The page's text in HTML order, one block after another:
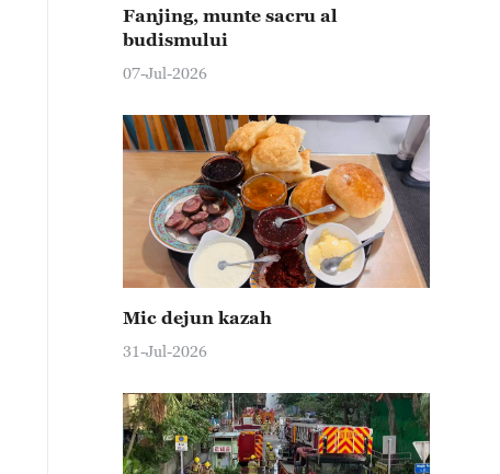
Fanjing, munte sacru al
budismului
07-Jul-2026
Mic dejun kazah
31-Jul-2026